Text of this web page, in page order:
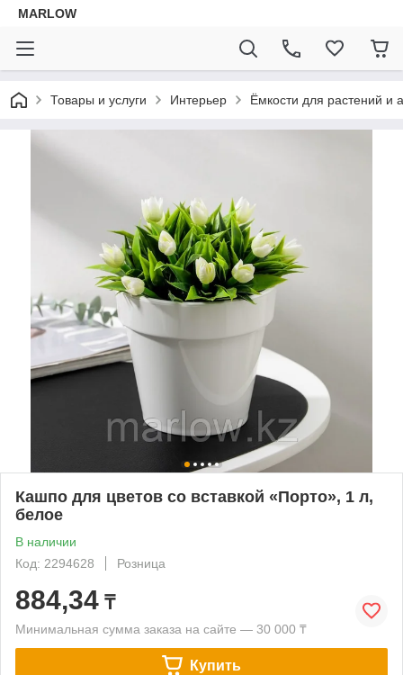
MARLOW
Товары и услуги Интерьер Ёмкости для растений и
Кашпо для цветов со вставкой «Порто», 1 л,
белое
В наличии
Код: 2294628
Розница
884,34 ₸
Минимальная сумма заказа на сайте — 30 000 ₸
Купить